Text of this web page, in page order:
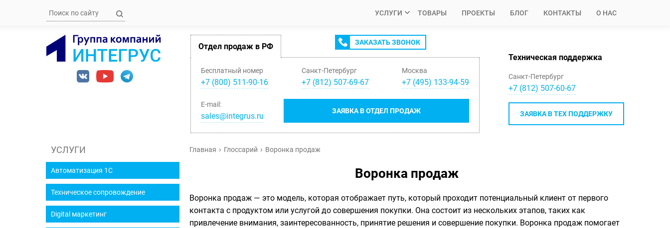
УСЛУГИ ТОВАРЫ ПРОЕКТЫ БЛОГ КОНТАКТЫ О НАС
Отдел продаж в РФ ЗАКАЗАТЬ ЗВОНОК
Бесплатный номер
+7 (800) 511-90-16
Санкт-Петербург
+7(812) 507-69-67
Москва
+7 (495) 133-94-59
ЗАЯВКА В ОТДЕЛ ПРОДАЖ
E-mail:
sales@integrus.ru
Техническая поддержка
Санкт-Петербург
+7 (812) 507-60-67
ЗАЯВКА В ТЕХ ПОДДЕРЖКУ
УСЛУГИ
Автоматизация 1С
Техническое сопровождение
Digital маркетинг
Главная Глоссарий Воронка продаж
Воронка продаж
Воронка продаж — это модель, которая отображает путь, который проходит потенциальный клиент от первого
контакта с продуктом или услугой до совершения покупки. Она состоит из нескольких этапов, таких как
привлечение внимания, заинтересованность, принятие решения и совершение покупки. Воронка продаж помогает